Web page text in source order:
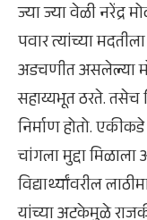
ज्या ज्या वेळी नरेंद्र
पवार त्यांच्या
अडचणीत असलेल्या
सहाय्यभूत ठरते. तसेच
निर्माण होतो.
चांगला मुद्दा
विद्यार्थ्यांवरील